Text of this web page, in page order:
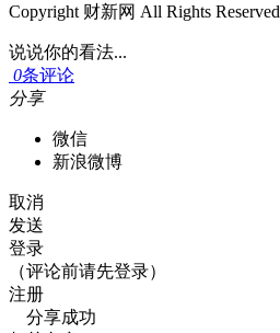
Copyright 财新网 All Rights Reserved
说说你的看法...
0条评论
分享
微信
新浪微博
取消
发送
登录
（评论前请先登录）
注册
分享成功